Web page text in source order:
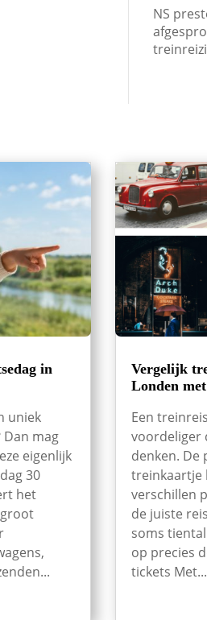
NS
in
uniek
mag
eigenlijk
30
het
Vergelijk
Londen
Een
voordeliger
denken. De
treinkaartje
verschillen
de juiste
soms
op precies
tickets Met...